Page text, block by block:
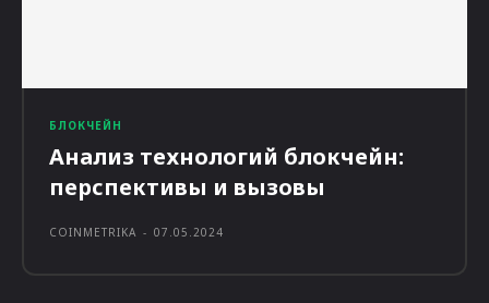
БЛОКЧЕЙН
Анализ технологий блокчейн:
перспективы и вызовы
COINMETRIKA - 07.05.2024